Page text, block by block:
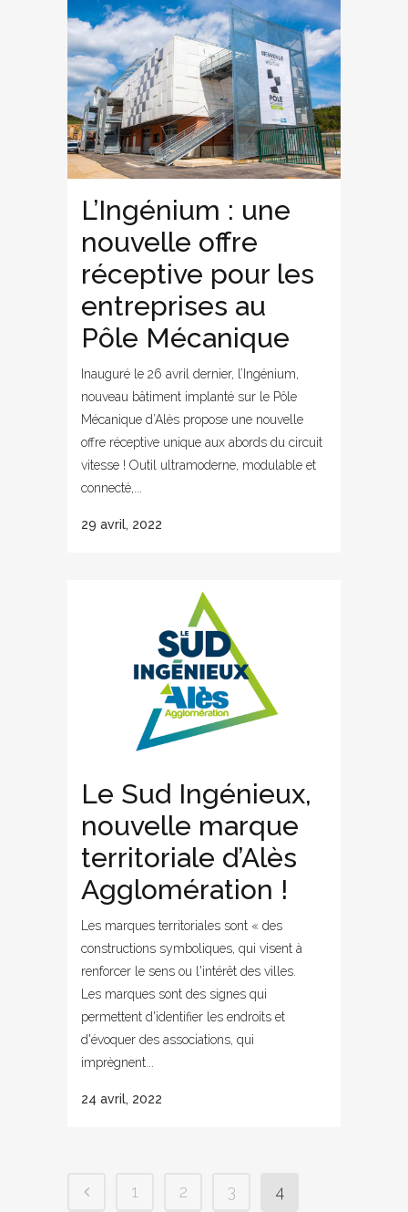
L’Ingénium : une
nouvelle offre
réceptive pour les
entreprises au
Pôle Mécanique
Inauguré le 26 avril dernier, l’Ingénium,
nouveau bâtiment implanté sur le Pôle
Mécanique d’Alès propose une nouvelle
offre réceptive unique aux abords du circuit
vitesse ! Outil ultramoderne, modulable et
connecté,...
29 avril, 2022
Le Sud Ingénieux,
nouvelle marque
territoriale d’Alès
Agglomération !
Les marques territoriales sont « des
constructions symboliques, qui visent à
renforcer le sens ou l'intérêt des villes.
Les marques sont des signes qui
permettent d'identifier les endroits et
d'évoquer des associations, qui
imprègnent...
24 avril, 2022
1 2 3
4